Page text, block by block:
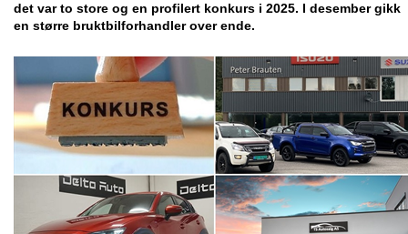
det var to store og en profilert konkurs i 2025. I desember gikk
en større bruktbilforhandler over ende.